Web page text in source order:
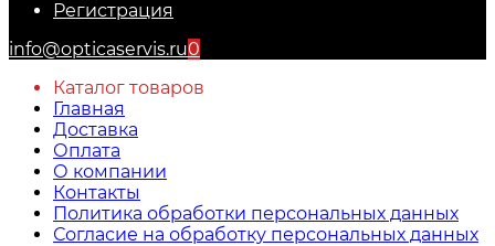
Регистрация
info@opticaservis.ru0
Каталог товаров
Главная
Доставка
Оплата
О компании
Контакты
Политика обработки персональных данных
Согласие на обработку персональных данных